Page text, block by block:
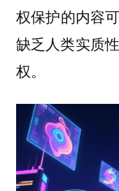
权保护的内容
缺乏人类实质
权。